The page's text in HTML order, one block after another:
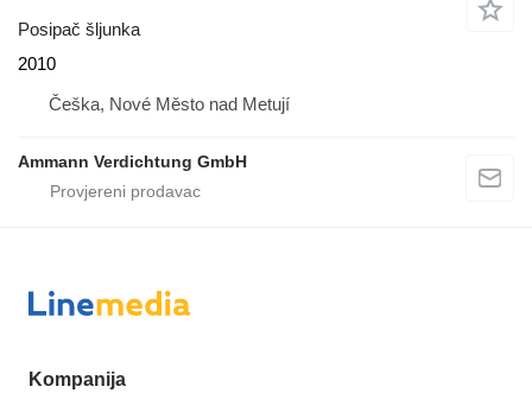
Posipač šljunka
2010
Češka, Nové Město nad Metují
Ammann Verdichtung GmbH
Kompanija